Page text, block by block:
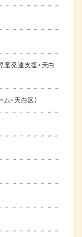
童発達支援・天白
・天白区）